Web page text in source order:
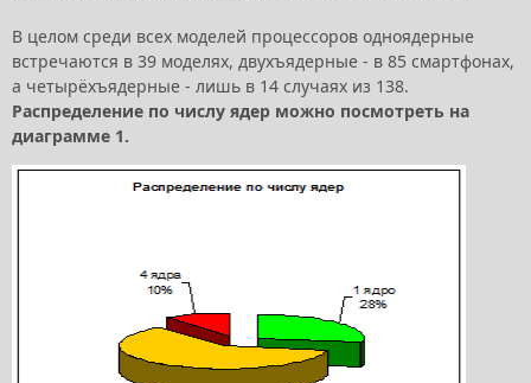
В целом среди всех моделей процессоров одноядерные
встречаются в 39 моделях, двухъядерные - в 85 смартфонах,
а четырёхъядерные - лишь в 14 случаях из 138.
Распределение по числу ядер можно посмотреть на
диаграмме 1.